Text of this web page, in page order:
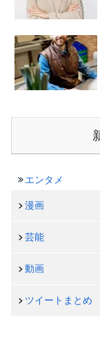
エンタメ
漫画
芸能
動画
ツイートまとめ